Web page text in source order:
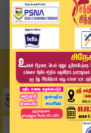
Home
வீடியோ
SPEED